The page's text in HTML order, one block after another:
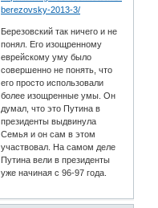
berezovsky-2013-3/
Березовский так ничего и не
понял. Его изощренному
еврейскому уму было
совершенно не понять, что
его просто использовали
более изощренные умы. Он
думал, что это Путина в
президенты выдвинула
Семья и он сам в этом
участвовал. На самом деле
Путина вели в президенты
уже начиная с 96-97 года.